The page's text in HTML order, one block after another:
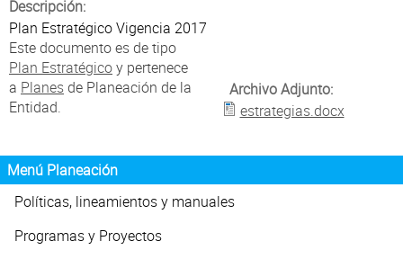
Descripción:
Plan Estratégico Vigencia 2017
Este documento es de tipo
Plan Estratégicoy pertenece
a Planesde Planeación de la
Entidad.
Archivo Adjunto:
estrategias.docx
Menú Planeación
Políticas, lineamientos y manuales
Programas y Proyectos